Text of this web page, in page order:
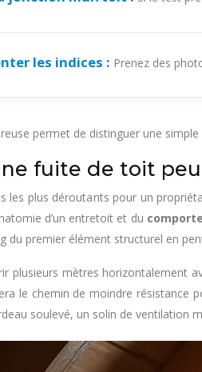
les indices : Prenez des
permet de distinguer une
fuite de toit
les plus déroutants pour un
d’un entretoit et du
du premier élément structurel en
plusieurs mètres horizontalement
le chemin de moindre résistance
soulevé, un solin de ventilation